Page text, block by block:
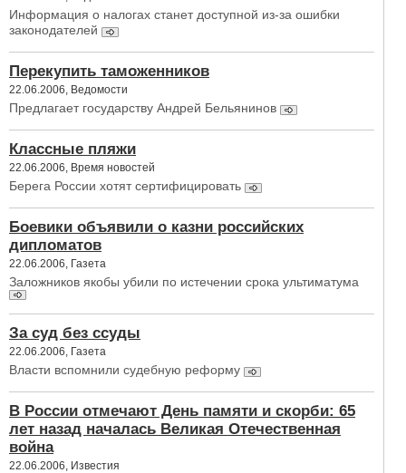
Информация о налогах станет доступной из-за ошибки
законодателей
Перекупить таможенников
22.06.2006, Ведомости
Предлагает государству Андрей Бельянинов
Классные пляжи
22.06.2006, Время новостей
Берега России хотят сертифицировать
Боевики объявили о казни российских
дипломатов
22.06.2006, Газета
Заложников якобы убили по истечении срока ультиматума
За суд без ссуды
22.06.2006, Газета
Власти вспомнили судебную реформу
В России отмечают День памяти и скорби: 65
лет назад началась Великая Отечественная
война
22.06.2006, Известия